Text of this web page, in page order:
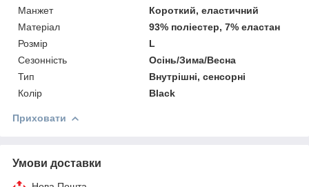
Манжет
Короткий, еластичний
Матеріал
93% поліестер, 7% еластан
Розмір
L
Сезонність
Осінь/Зима/Весна
Тип
Внутрішні, сенсорні
Колір
Black
Приховати
Умови доставки